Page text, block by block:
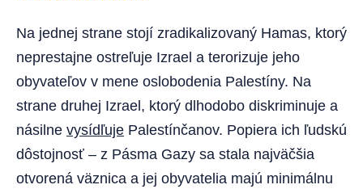
Na jednej strane stojí zradikalizovaný Hamas, ktorý
neprestajne ostreľuje Izrael a terorizuje jeho
obyvateľov v mene oslobodenia Palestíny. Na
strane druhej Izrael, ktorý dlhodobo diskriminuje a
násilne vysídľuje Palestínčanov. Popiera ich ľudskú
dôstojnosť – z Pásma Gazy sa stala najväčšia
otvorená väznica a jej obyvatelia majú minimálnu